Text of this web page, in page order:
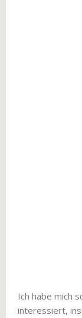
Ich habe mich
interessiert,